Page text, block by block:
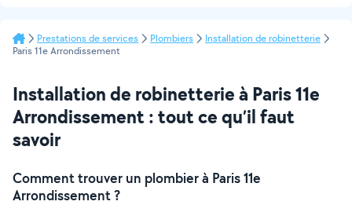
Prestations de services Plombiers
Installation de robinetterie
Paris 11e Arrondissement
Installation de robinetterie à Paris 11e
Arrondissement : tout ce qu’il faut
savoir
Comment trouver un plombier à Paris 11e
Arrondissement ?